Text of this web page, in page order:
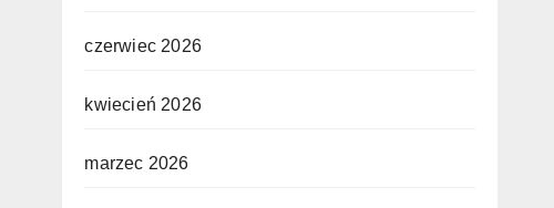
czerwiec 2026
kwiecień 2026
marzec 2026